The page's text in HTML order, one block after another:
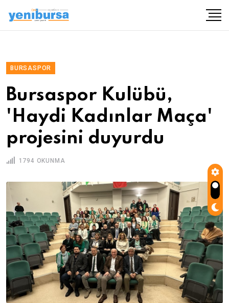
BURSASPOR
Bursaspor Kulübü,
'Haydi Kadınlar Maça'
projesini duyurdu
1794 OKUNMA